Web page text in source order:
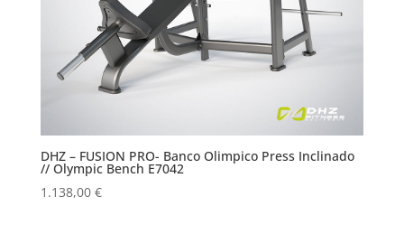
DHZ – FUSION PRO- Banco Olimpico Press Inclinado
// Olympic Bench E7042
1.138,00 €